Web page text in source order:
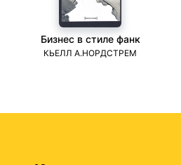
Бизнес в стиле фанк
КЬЕЛЛ А.НОРДСТРЕМ